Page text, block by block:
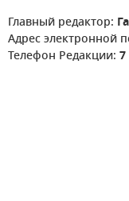
Главный редактор:
Адрес электронной
Телефон Редакции: 7